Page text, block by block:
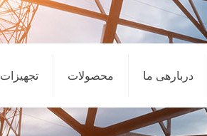
دربارهی ما محصولات تجهیزات